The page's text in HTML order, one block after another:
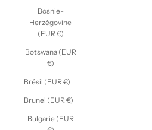
Bosnie-
Herzégovine
(EUR €)
Botswana (EUR
€)
Brésil (EUR €)
Brunei (EUR €)
Bulgarie (EUR